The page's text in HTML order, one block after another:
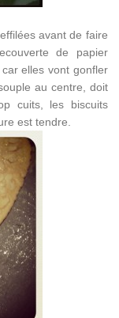
avant de faire
de papier
elles vont gonfler
au centre, doit
cuits, les biscuits
est tendre.